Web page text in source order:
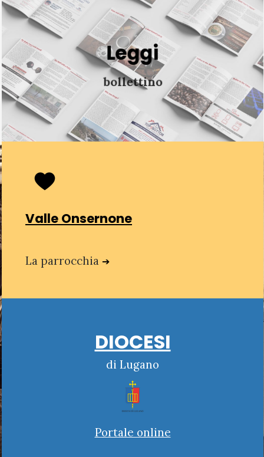
Valle Onsernone
La parrocchia ➔
DIOCESI
di Lugano
Portale online